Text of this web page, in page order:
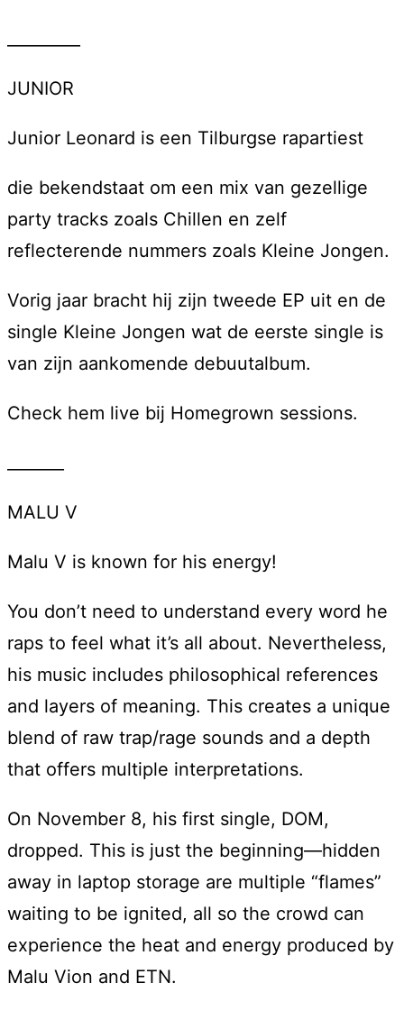
JUNIOR
Junior Leonard is een Tilburgse rapartiest
die bekendstaat om een mix van gezellige
party tracks zoals Chillen en zelf
reflecterende nummers zoals Kleine Jongen.
Vorig jaar bracht hij zijn tweede EP uit en de
single Kleine Jongen wat de eerste single is
van zijn aankomende debuutalbum.
Check hem live bij Homegrown sessions.
MALU V
Malu V is known for his energy!
You don’t need to understand every word he
raps to feel what it’s all about. Nevertheless,
his music includes philosophical references
and layers of meaning. This creates a unique
blend of raw trap/rage sounds and a depth
that offers multiple interpretations.
On November 8, his first single, DOM,
dropped. This is just the beginning—hidden
away in laptop storage are multiple “flames”
waiting to be ignited, all so the crowd can
experience the heat and energy produced by
Malu Vion and ETN.